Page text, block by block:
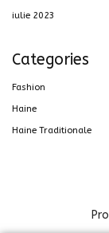
iulie 2023
Categories
Fashion
Haine
Haine Traditionale